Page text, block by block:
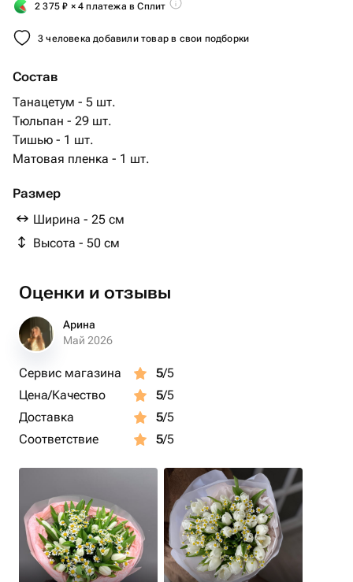
2 375₽ × 4 платежа в Сплит
3 человека добавили товар в свои подборки
Состав
Танацетум - 5 шт.
Тюльпан - 29 шт.
Тишью - 1 шт.
Матовая пленка - 1 шт.
Размер
Ширина - 25 см
Высота - 50 см
Оценки и отзывы
Арина
Май 2026
Сервис магазина 5/5
Цена/Качество
5/5
Доставка
5/5
Соответствие
5/5